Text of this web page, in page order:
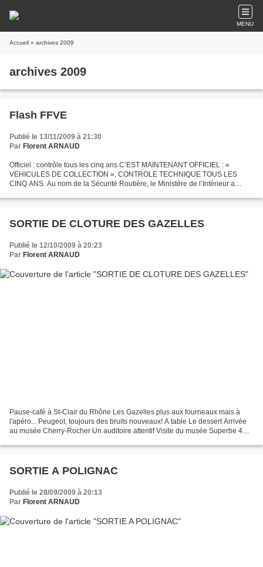
MENU
Accueil » archives 2009
archives 2009
Flash FFVE
Publié le 13/11/2009 à 21:30
Par Florent ARNAUD
Officiel : contrôle tous les cinq ans C’EST MAINTENANT OFFICIEL : «
VEHICULES DE COLLECTION », CONTROLE TECHNIQUE TOUS LES
CINQ ANS. Au nom de la Sécurité Routière, le Ministère de l’Intérieur a
SORTIE DE CLOTURE DES GAZELLES
Publié le 12/10/2009 à 20:23
Par Florent ARNAUD
Pause-café à St-Clair du Rhône Les Gazelles plus aux fourneaux mais à
l'apéro... Peugeot, toujours des bruits nouveaux! A table Le dessert Arrivée
au musée Cherry-Rocher Un auditoire attentif Visite du musée Superbe 4CV
SORTIE A POLIGNAC
Publié le 28/09/2009 à 20:13
Par Florent ARNAUD